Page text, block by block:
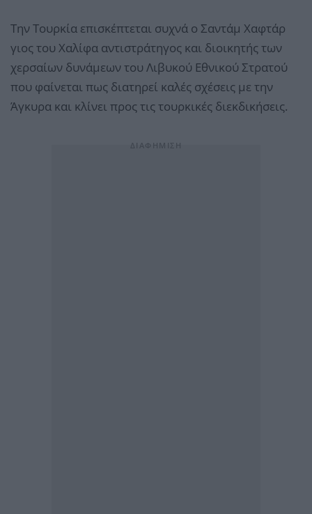
Την Τουρκία επισκέπτεται συχνά ο Σαντάμ Χαφτάρ
γιος του Χαλίφα αντιστράτηγος και διοικητής των
χερσαίων δυνάμεων του Λιβυκού Εθνικού Στρατού
που φαίνεται πως διατηρεί καλές σχέσεις με την
Άγκυρα και κλίνει προς τις τουρκικές διεκδικήσεις.